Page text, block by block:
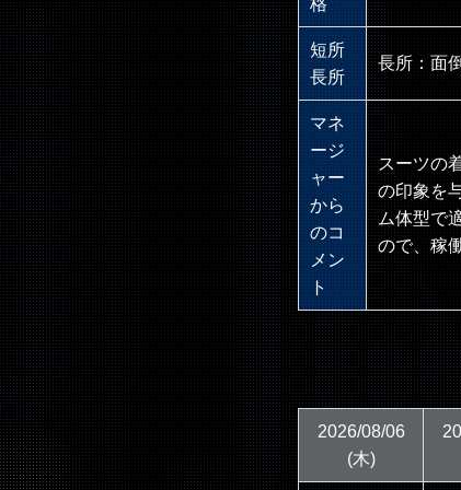
格
短所
長所
長所：面
マネ
ージ
ャー
から
のコ
メン
ト
スーツの
の印象を
ム体型で
ので、稼
2026/08/06
(木)